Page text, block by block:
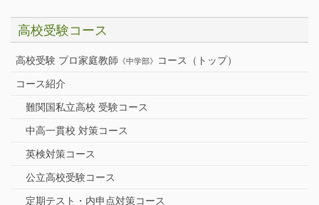
高校受験コース
高校受験 プロ家庭教師 《中学部》 コース（トップ）
コース紹介
難関国私立高校 受験コース
中高一貫校 対策コース
英検対策コース
公立高校受験コース
定期テスト・内申点対策コース